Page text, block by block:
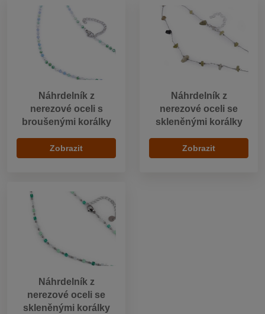
Náhrdelník z
nerezové oceli s
broušenými korálky
Zobrazit
Náhrdelník z
nerezové oceli se
skleněnými korálky
Zobrazit
Náhrdelník z
nerezové oceli se
skleněnými korálky